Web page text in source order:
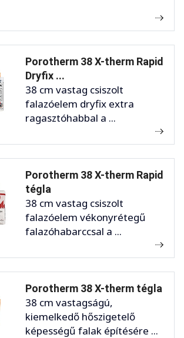
Porotherm 38 X-therm Rapid
Dryfix ...
38 cm vastag csiszolt
falazóelem dryfix extra
ragasztóhabbal a ...
Porotherm 38 X-therm Rapid
tégla
38 cm vastag csiszolt
falazóelem vékonyrétegű
falazóhabarccsal a ...
Porotherm 38 X-therm tégla
38 cm vastagságú,
kiemelkedő hőszigetelő
képességű falak építésére ...